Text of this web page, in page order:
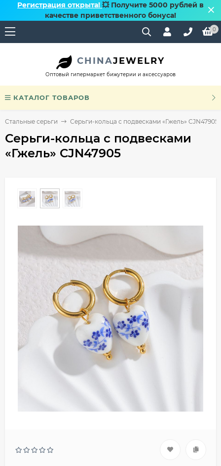
Регистрация открыта! 💥 Получите 5000 рублей в
качестве приветственного бонуса!
0
CHINAJEWELRY
Оптовый гипермаркет бижутерии и аксессуаров
КАТАЛОГ ТОВАРОВ
Стальные серьги Серьги-кольца с подвесками «Гжель» CJN47905
Серьги-кольца с подвесками
«Гжель» CJN47905